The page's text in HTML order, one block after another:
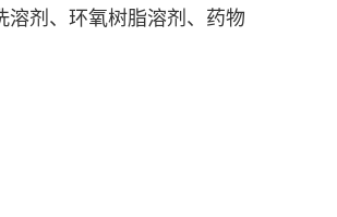
剂、环氧树脂溶剂、药物